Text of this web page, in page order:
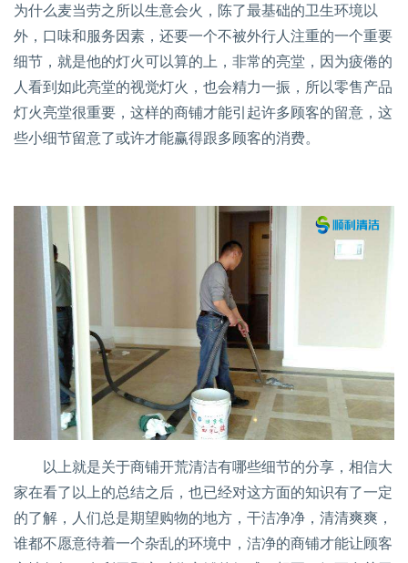
为什么麦当劳之所以生意会火，陈了最基础的卫生环境以
外，口味和服务因素，还要一个不被外行人注重的一个重要
细节，就是他的灯火可以算的上，非常的亮堂，因为疲倦的
人看到如此亮堂的视觉灯火，也会精力一振，所以零售产品
灯火亮堂很重要，这样的商铺才能引起许多顾客的留意，这
些小细节留意了或许才能赢得跟多顾客的消费。
以上就是关于商铺开荒清洁有哪些细节的分享，相信大
家在看了以上的总结之后，也已经对这方面的知识有了一定
的了解，人们总是期望购物的地方，干洁净净，清清爽爽，
谁都不愿意待着一个杂乱的环境中，洁净的商铺才能让顾客